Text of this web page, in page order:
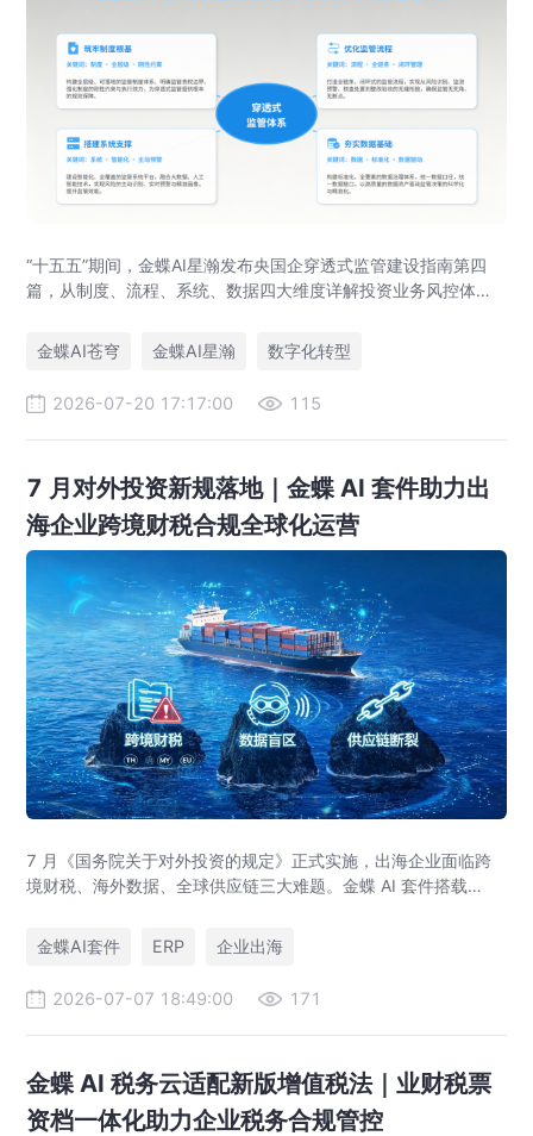
“十五五”期间，金蝶AI星瀚发布央国企穿透式监管建设指南第四
篇，从制度、流程、系统、数据四大维度详解投资业务风控体系
金蝶AI苍穹
金蝶AI星瀚 数字化转型
2026-07-20 17:17:00 115
7 月对外投资新规落地｜金蝶 AI 套件助力出
海企业跨境财税合规全球化运营
7 月《国务院关于对外投资的规定》正式实施，出海企业面临跨
境财税、海外数据、全球供应链三大难题。金蝶 AI 套件搭载
规、全球 ERP 可视、供应链智能风控，适配东南亚多国本地化经
营。
金蝶AI套件 ERP 企业出海
2026-07-07 18:49:00 171
金蝶 AI 税务云适配新版增值税法｜业财税票
资档一体化助力企业税务合规管控